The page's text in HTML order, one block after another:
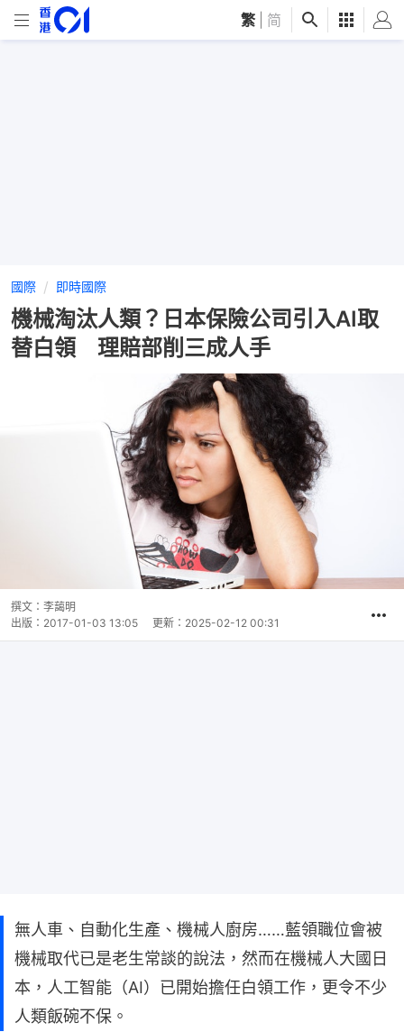
繁 简
國際 即時國際
機械淘汰人類？日本保險公司引入AI取
替白領 理賠部削三成人手
撰文： 李藹明
出版： 2017-01-03 13:05 更新： 2025-02-12 00:31
無人車、自動化生產、機械人廚房……藍領職位會被
機械取代已是老生常談的說法，然而在機械人大國日
本，人工智能（AI）已開始擔任白領工作，更令不少
人類飯碗不保。